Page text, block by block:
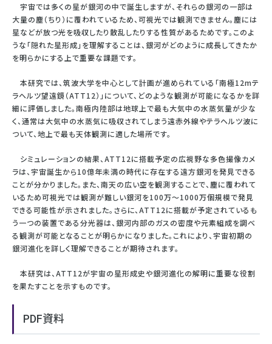
宇宙では多くの星が銀河の中で誕生しますが、それらの銀河の一部は
大量の塵（ちり）に覆われているため、可視光では観測できません。塵には
星などが放つ光を吸収したり散乱したりする性質があるためです。このよ
うな「隠れた星形成」を理解することは、銀河がどのように成長してきたか
を明らかにする上で重要な課題です。
本研究では、筑波大学を中心として計画が進められている「南極12mテ
ラヘルツ望遠鏡（ATT12）」について、どのような観測が可能になるかを詳
細に評価しました。南極内陸部は地球上で最も大気中の水蒸気量が少な
く、通常は大気中の水蒸気に吸収されてしまう遠赤外線やテラヘルツ波に
ついて、地上で最も天体観測に適した場所です。
シミュレーションの結果、ATT12に搭載予定の広視野な多色撮像カメ
ラは、宇宙誕生から10億年未満の時代に存在する遠方銀河を発見できる
ことが分かりました。また、南天の広い空を観測することで、塵に覆われて
いるため可視光では観測が難しい銀河を100万〜1000万個規模で発見
できる可能性が示されました。さらに、ATT12に搭載が予定されているも
う一つの装置である分光器は、銀河内部のガスの密度や元素組成を調べ
る観測が可能となることが明らかになりました。これにより、宇宙初期の
銀河進化を詳しく理解できることが期待されます。
本研究は、ATT12が宇宙の星形成史や銀河進化の解明に重要な役割
を果たすことを示すものです。
PDF資料